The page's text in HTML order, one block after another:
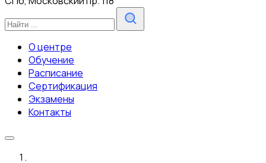
О центре
Обучение
Расписание
Сертификация
Экзамены
Контакты